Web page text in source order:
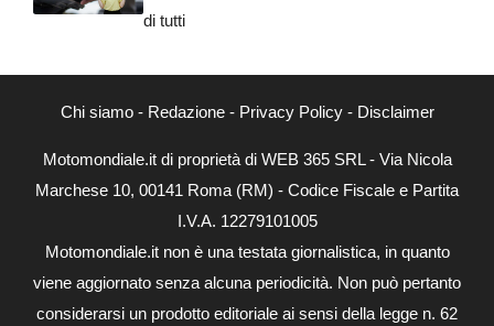
di tutti
Chi siamo- Redazione- Privacy Policy- Disclaimer
Motomondiale.it di proprietà di WEB 365 SRL - Via Nicola
Marchese 10, 00141 Roma (RM) - Codice Fiscale e Partita
I.V.A. 12279101005
Motomondiale.it non è una testata giornalistica, in quanto
viene aggiornato senza alcuna periodicità. Non può pertanto
considerarsi un prodotto editoriale ai sensi della legge n. 62